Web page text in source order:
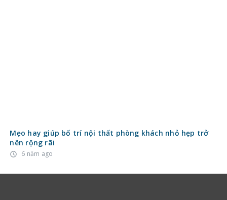
Mẹo hay giúp bố trí nội thất phòng khách nhỏ hẹp trở
nên rộng rãi
access_time 6 năm ago